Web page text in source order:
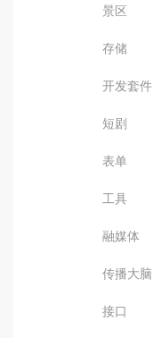
景区
存储
开发套件
短剧
表单
工具
融媒体
传播大脑
接口